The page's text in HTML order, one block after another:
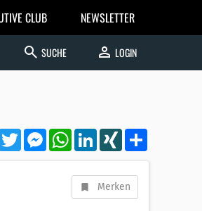
CLUB NEWSLETTER
search SUCHE person LOGIN
TwitterMessengerWhatsApp
LinkedInXING
Merken